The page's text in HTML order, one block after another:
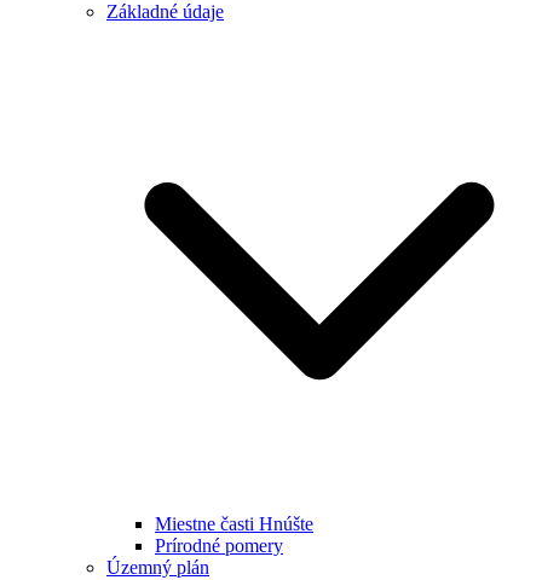
Základné údaje
Miestne časti Hnúšte
Prírodné pomery
Územný plán